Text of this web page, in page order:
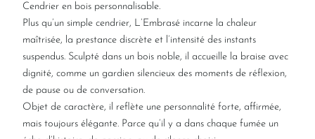
Cendrier en bois personnalisable.
Plus qu’un simple cendrier, L’Embrasé incarne la chaleur
maîtrisée, la prestance discrète et l’intensité des instants
suspendus. Sculpté dans un bois noble, il accueille la braise avec
dignité, comme un gardien silencieux des moments de réflexion,
de pause ou de conversation.
Objet de caractère, il reflète une personnalité forte, affirmée,
mais toujours élégante. Parce qu’il y a dans chaque fumée un